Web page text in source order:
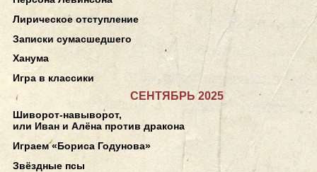
Лирическое отступление
Записки сумасшедшего
Ханума
Игра в классики
СЕНТЯБРЬ 2025
Шиворот-навыворот,
или Иван и Алёна против дракона
Играем «Бориса Годунова»
Звёздные псы